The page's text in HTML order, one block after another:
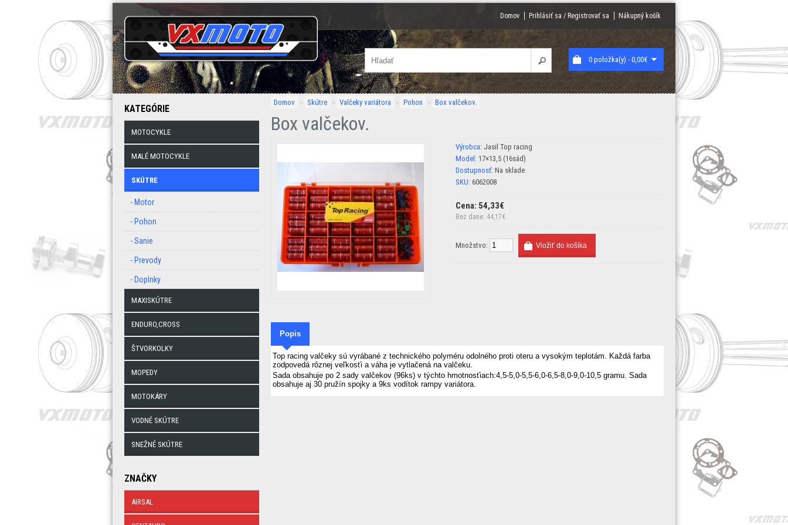
Domov Prihlásiť sa / Registrovať sa Nákupný košík
0 položka(y) - 0,00€
KATEGÓRIE
MOTOCYKLE
MALÉ MOTOCYKLE
SKÚTRE
- Motor
- Pohon
- Sanie
- Prevody
- Doplnky
MAXISKÚTRE
ENDURO,CROSS
ŠTVORKOLKY
MOPEDY
MOTOKÁRY
VODNÉ SKÚTRE
SNEŽNÉ SKÚTRE
ZNAČKY
AIRSAL
Domov » Skútre » Valčeky variátora » Pohon » Box valčekov.
Box valčekov.
Výrobca: Jasil Top racing
Model: 17×13,5 (16sád)
Dostupnosť: Na sklade
SKU: 6062008
Cena: 54,33€
Bez dane: 44,17€
Množstvo:
Popis
Top racing valčeky sú vyrábané z technického polyméru odolného proti oteru a vysokým teplotám. Každá farba
zodpovedá rôznej veľkosťi a váha je vytlačená na valčeku.
Sada obsahuje po 2 sady valčekov (96ks) v týchto hmotnosťiach:4,5-5,0-5,5-6,0-6,5-8,0-9,0-10,5 gramu. Sada
obsahuje aj 30 pružín spojky a 9ks vodítok rampy variátora.